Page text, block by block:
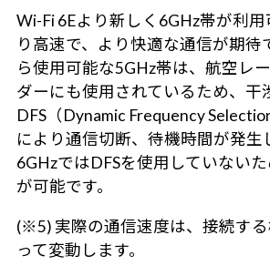
Wi-Fi 6Eより新しく6GHz帯が利用
り高速で、より快適な通信が期待
ら使用可能な5GHz帯は、航空レ
ダーにも使用されているため、干
DFS（Dynamic Frequency
により通信切断、待機時間が発生
6GHzではDFSを使用していない
が可能です。
(※5) 実際の通信速度は、接続す
って変動します。